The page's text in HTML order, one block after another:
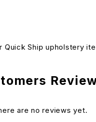
Ship upholstery
are no reviews yet.